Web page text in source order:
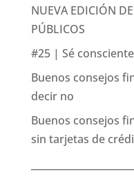
NUEVA EDICIÓN
PÚBLICOS
#25 | Sé
Buenos consejos
decir no
Buenos consejos
sin tarjetas de